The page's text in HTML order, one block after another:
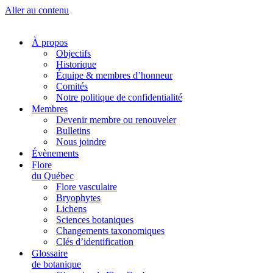
Aller au contenu
À propos
Objectifs
Historique
Équipe & membres d’honneur
Comités
Notre politique de confidentialité
Membres
Devenir membre ou renouveler
Bulletins
Nous joindre
Évènements
Flore
du Québec
Flore vasculaire
Bryophytes
Lichens
Sciences botaniques
Changements taxonomiques
Clés d’identification
Glossaire
de botanique